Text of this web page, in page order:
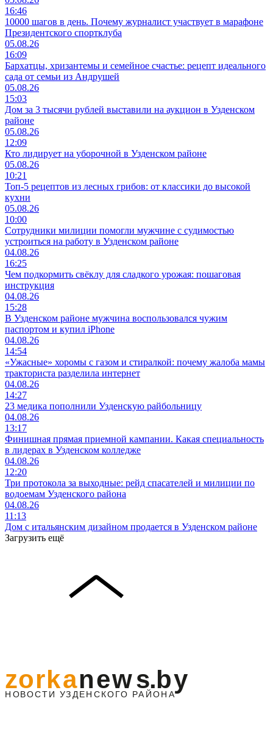
16:46
10000 шагов в день. Почему журналист участвует в марафоне
Президентского спортклуба
05.08.26
16:09
Бархатцы, хризантемы и семейное счастье: рецепт идеального
сада от семьи из Андрушей
05.08.26
15:03
Дом за 3 тысячи рублей выставили на аукцион в Узденском
районе
05.08.26
12:09
Кто лидирует на уборочной в Узденском районе
05.08.26
10:21
Топ-5 рецептов из лесных грибов: от классики до высокой
кухни
05.08.26
10:00
Сотрудники милиции помогли мужчине с судимостью
устроиться на работу в Узденском районе
04.08.26
16:25
Чем подкормить свёклу для сладкого урожая: пошаговая
инструкция
04.08.26
15:28
В Узденском районе мужчина воспользовался чужим
паспортом и купил iPhone
04.08.26
14:54
«Ужасные» хоромы с газом и стиралкой: почему жалоба мамы
тракториста разделила интернет
04.08.26
14:27
23 медика пополнили Узденскую райбольницу
04.08.26
13:17
Финишная прямая приемной кампании. Какая специальность
в лидерах в Узденском колледже
04.08.26
12:20
Три протокола за выходные: рейд спасателей и милиции по
водоемам Узденского района
04.08.26
11:13
Дом с итальянским дизайном продается в Узденском районе
Загрузить ещё